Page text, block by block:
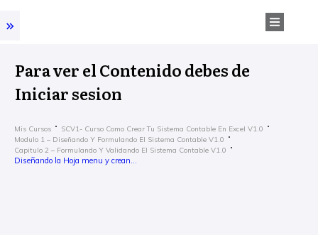
Para ver el Contenido debes de
Iniciar sesion
Mis Cursos
SCV1- Curso Como Crear Tu Sistema Contable En Excel V1.0
Modulo 1 – Diseñando Y Formulando El Sistema Contable V1.0
Capitulo 2 – Formulando Y Validando El Sistema Contable V1.0